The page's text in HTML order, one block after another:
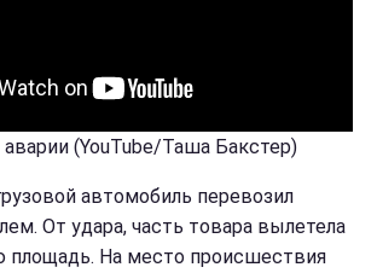
(YouTube/Таша Бакстер)
автомобиль перевозил
От удара, часть товара вылетела
площадь. На место происшествия